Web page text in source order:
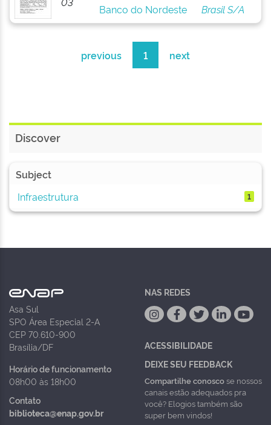
Banco do Nordeste
Brasil S/A
previous 1 next
Discover
Subject
Infraestrutura
1
Asa Sul
SPO Área Especial 2-A
CEP 70.610-900
Brasília/DF
Horário de funcionamento
08h00 às 18h00
Contato
biblioteca@enap.gov.br
NAS REDES
ACESSIBILIDADE
DEIXE SEU FEEDBACK
Compartilhe conoscose nossos
canais estão adequados pra
você? Elogios também são
super bem vindos!